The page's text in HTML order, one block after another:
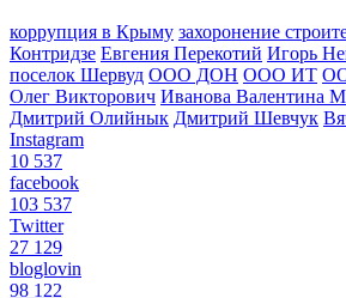
коррупция в Крыму захоронение
Контридзе Евгения Перекотий Игорь
поселок Шервуд ООО ДОН ООО ИТ
Олег Викторович Иванова Валентина
Дмитрий Олийнык Дмитрий Шевчук
Instagram
10 537
facebook
103 537
Twitter
27 129
bloglovin
98 122